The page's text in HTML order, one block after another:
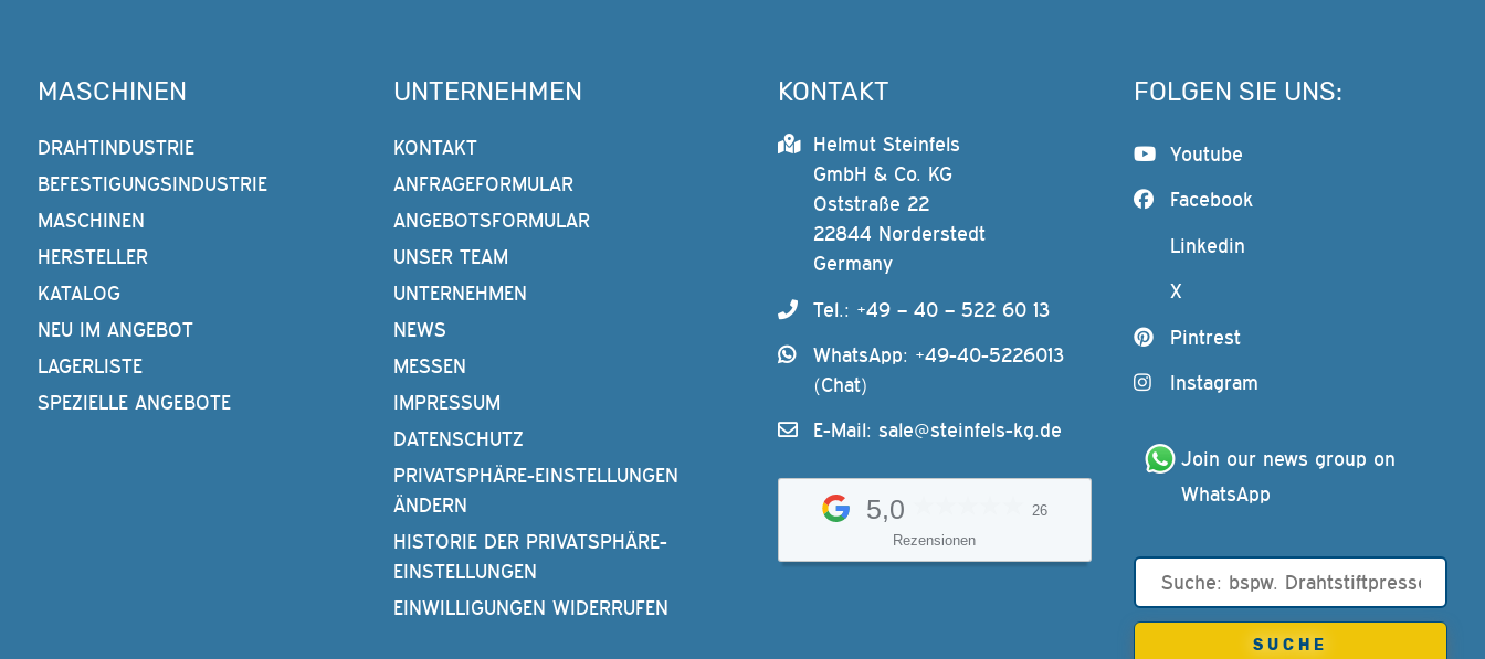
MASCHINEN
DRAHTINDUSTRIE
BEFESTIGUNGSINDUSTRIE
MASCHINEN
HERSTELLER
KATALOG
NEU IM ANGEBOT
LAGERLISTE
SPEZIELLE ANGEBOTE
UNTERNEHMEN
KONTAKT
ANFRAGEFORMULAR
ANGEBOTSFORMULAR
UNSER TEAM
UNTERNEHMEN
NEWS
MESSEN
IMPRESSUM
DATENSCHUTZ
PRIVATSPHÄRE-EINSTELLUNGEN
ÄNDERN
HISTORIE DER PRIVATSPHÄRE-
EINSTELLUNGEN
EINWILLIGUNGEN WIDERRUFEN
KONTAKT
Helmut Steinfels
GmbH & Co. KG
Oststraße 22
22844 Norderstedt
Germany
Tel.: +49 – 40 – 522 60 13
WhatsApp: +49-40-5226013
(Chat)
E-Mail:sale@steinfels-kg.de
5,0
26
Rezensionen
FOLGEN SIE UNS:
Youtube
Facebook
Linkedin
X
Pintrest
Instagram
Join our news group on
WhatsApp